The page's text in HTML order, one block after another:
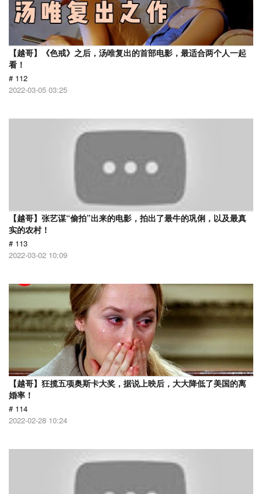
【越哥】《色戒》之后，汤唯复出的首部电影，最适合两个人一起
看！
# 112
2022-03-05 03:25
【越哥】张艺谋“偷拍”出来的电影，拍出了最牛的巩俐，以及最真
实的农村！
# 113
2022-03-02 10:09
【越哥】狂揽五项奥斯卡大奖，据说上映后，大大降低了美国的离
婚率！
# 114
2022-02-28 10:24